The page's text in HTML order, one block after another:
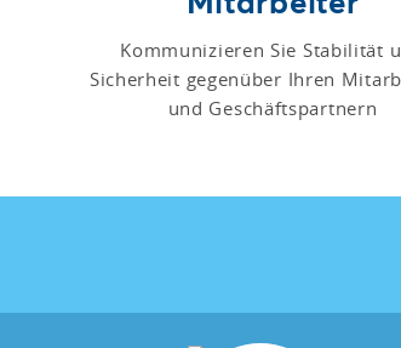
Kommunizieren Sie Stabilität
Sicherheit gegenüber Ihren
und Geschäftspartnern